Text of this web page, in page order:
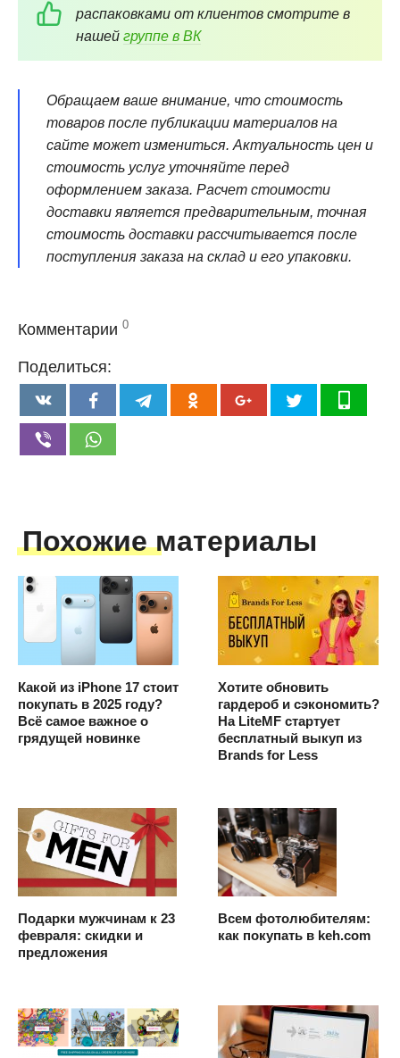
распаковками от клиентов смотрите в
нашей группе в ВК
Обращаем ваше внимание, что стоимость
товаров после публикации материалов на
сайте может измениться. Актуальность цен и
стоимость услуг уточняйте перед
оформлением заказа. Расчет стоимости
доставки является предварительным, точная
стоимость доставки рассчитывается после
поступления заказа на склад и его упаковки.
Комментарии 0
Поделиться:
Похожие материалы
Какой из iPhone 17 стоит
покупать в 2025 году?
Всё самое важное о
грядущей новинке
Хотите обновить
гардероб и сэкономить?
На LiteMF стартует
бесплатный выкуп из
Brands for Less
Подарки мужчинам к 23
февраля: скидки и
предложения
Всем фотолюбителям:
как покупать в keh.com